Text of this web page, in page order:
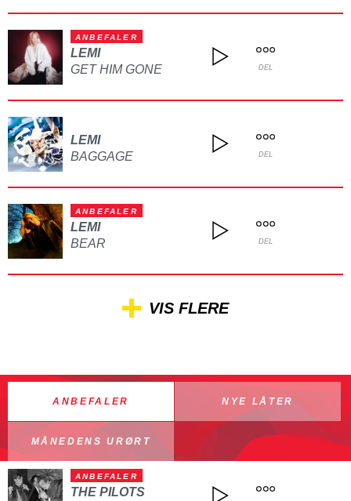
ANBEFALER
LEMI
GET HIM GONE
DEL
LEMI
BAGGAGE
DEL
ANBEFALER
LEMI
BEAR
DEL
VIS FLERE
ANBEFALER NYE LÅTER
MÅNEDENS URØRT
ANBEFALER
THE PILOTS